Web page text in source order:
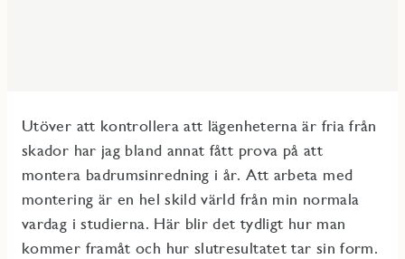
Utöver att kontrollera att lägenheterna är fria från
skador har jag bland annat fått prova på att
montera badrumsinredning i år. Att arbeta med
montering är en hel skild värld från min normala
vardag i studierna. Här blir det tydligt hur man
kommer framåt och hur slutresultatet tar sin form.